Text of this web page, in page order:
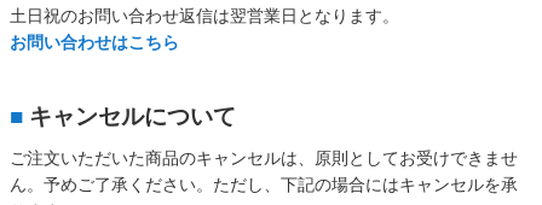
土日祝のお問い合わせ返信は翌営業日となります。
お問い合わせはこちら
■ キャンセルについて
ご注文いただいた商品のキャンセルは、原則としてお受けできませ
ん。予めご了承ください。ただし、下記の場合にはキャンセルを承